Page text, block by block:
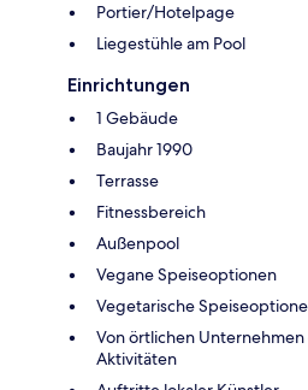
Portier/Hotelpage
Liegestühle am Pool
Einrichtungen
1 Gebäude
Baujahr 1990
Terrasse
Fitnessbereich
Außenpool
Vegane Speiseoptionen
Vegetarische
Von örtlichen
Aktivitäten